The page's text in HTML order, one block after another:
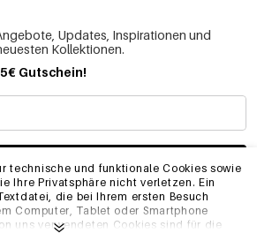
technische und funktionale Cookies sowie
Ihre Privatsphäre nicht verletzen. Ein
die bei Ihrem ersten Besuch
Computer, Tablet oder Smartphone
uns verwendeten Cookies sind für die
Updates, Inspirationen und
Kollektionen.
Gutschein!
ABONNIEREN